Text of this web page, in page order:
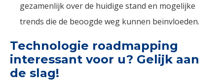
gezamenlijk over de huidige stand en mogelijke
trends die de beoogde weg kunnen beïnvloeden.
Technologie roadmapping
interessant voor u? Gelijk aan
de slag!